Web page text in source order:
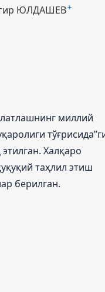
ЮЛДАШЕВ+
миллий
Халқаро
таҳлил этиш
берилган.